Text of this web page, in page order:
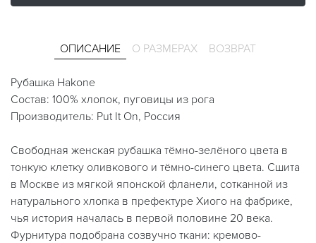
ОПИСАНИЕ О РАЗМЕРАХ ВОЗВРАТ
Рубашка Hakone
Состав: 100% хлопок, пуговицы из рога
Производитель: Put It On, Россия
Свободная женская рубашка тёмно-зелёного цвета в
тонкую клетку оливкового и тёмно-синего цвета. Сшита
в Москве из мягкой японской фланели, сотканной из
натурального хлопка в префектуре Хиого на фабрике,
чья история началась в первой половине 20 века.
Фурнитура подобрана созвучно ткани: кремово-